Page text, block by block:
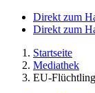
Direkt zum
Direkt zum
Startseite
Mediathek
EU-